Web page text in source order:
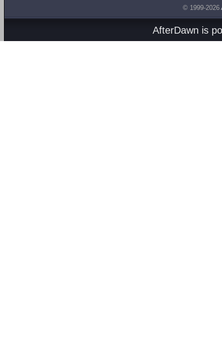
© 1999-2026
AfterDawn is